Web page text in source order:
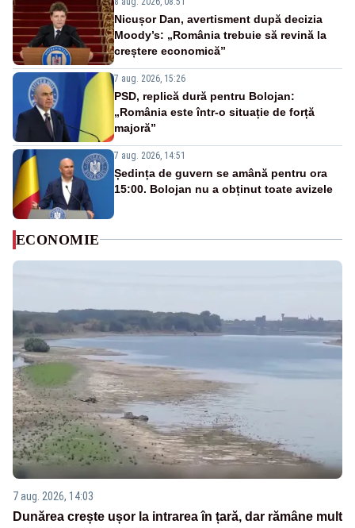
Nicușor Dan, avertisment după decizia
Moody’s: „România trebuie să revină la
creștere economică”
7 aug. 2026, 15:26
PSD, replică dură pentru Bolojan:
„România este într-o situație de forță
majoră”
7 aug. 2026, 14:51
Ședința de guvern se amână pentru ora
15:00. Bolojan nu a obținut toate avizele
ECONOMIE
7 aug. 2026, 14:03
Dunărea crește ușor la intrarea în țară, dar rămâne mult